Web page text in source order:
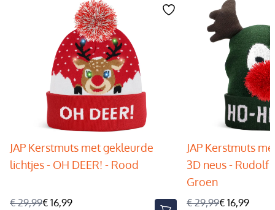
JAP Kerstmuts met gekleurde
lichtjes - OH DEER! - Rood
€ 29,99€ 16,99
JAP Kerstmuts
3D neus - Rudolf
Groen
€ 29,99€ 16,99